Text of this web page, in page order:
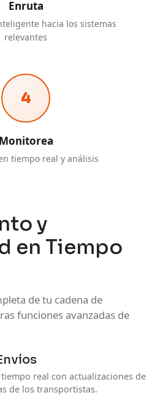
Enruta
hacia los sistemas
relevantes
4
Monitorea
tiempo real y análisis
y
en Tiempo
de tu cadena de
funciones avanzadas de
real con actualizaciones de
de los transportistas.